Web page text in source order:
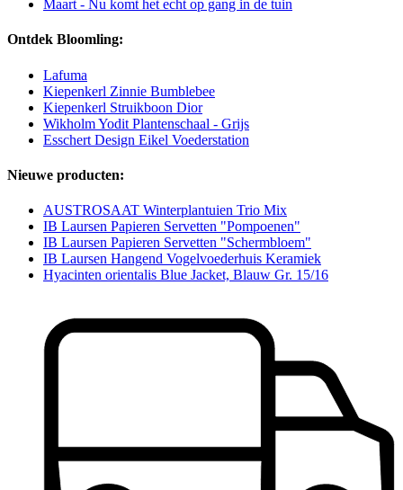
Maart - Nu komt het echt op gang in de tuin
Ontdek Bloomling:
Lafuma
Kiepenkerl Zinnie Bumblebee
Kiepenkerl Struikboon Dior
Wikholm Yodit Plantenschaal - Grijs
Esschert Design Eikel Voederstation
Nieuwe producten:
AUSTROSAAT Winterplantuien Trio Mix
IB Laursen Papieren Servetten "Pompoenen"
IB Laursen Papieren Servetten "Schermbloem"
IB Laursen Hangend Vogelvoederhuis Keramiek
Hyacinten orientalis Blue Jacket, Blauw Gr. 15/16